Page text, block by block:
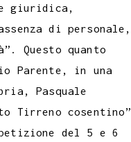
giuridica,
di personale,
Questo quanto
Parente, in una
Pasquale
Tirreno cosentino”
del 5 e 6